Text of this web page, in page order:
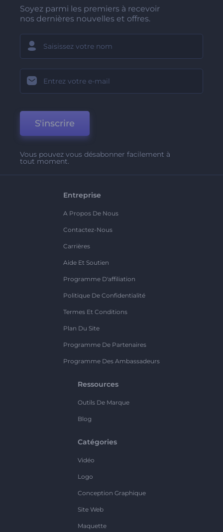
Soyez parmi les premiers à recevoir
nos dernières nouvelles et offres.
S'inscrire
Vous pouvez vous désabonner facilement à
tout moment.
Entreprise
A Propos De Nous
Contactez-Nous
Carrières
Aide Et Soutien
Programme D'affiliation
Politique De Confidentialité
Termes Et Conditions
Plan Du Site
Programme De Partenaires
Programme Des Ambassadeurs
Ressources
Outils De Marque
Blog
Catégories
Vidéo
Logo
Conception Graphique
Site Web
Maquette